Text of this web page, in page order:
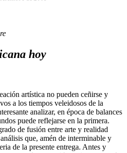
hoy
artística no pueden ceñirse y
a los tiempos veleidosos de la
analizar, en época de balances
puede reflejarse en la primera.
de fusión entre arte y realidad
que, amén de interminable y
de la presente entrega. Antes y